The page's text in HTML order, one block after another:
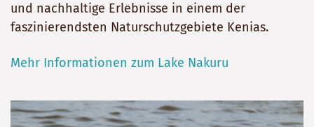
und nachhaltige Erlebnisse in einem der
faszinierendsten Naturschutzgebiete Kenias.
Mehr Informationen zum Lake Nakuru